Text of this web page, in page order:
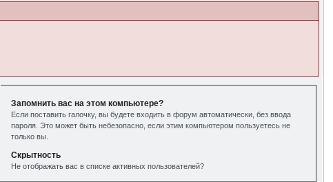
Запомнить вас на этом компьютере?
Если поставить галочку, вы будете входить в форум автоматически, без ввода
пароля. Это может быть небезопасно, если этим компьютером пользуетесь не
только вы.
Скрытность
Не отображать вас в списке активных пользователей?